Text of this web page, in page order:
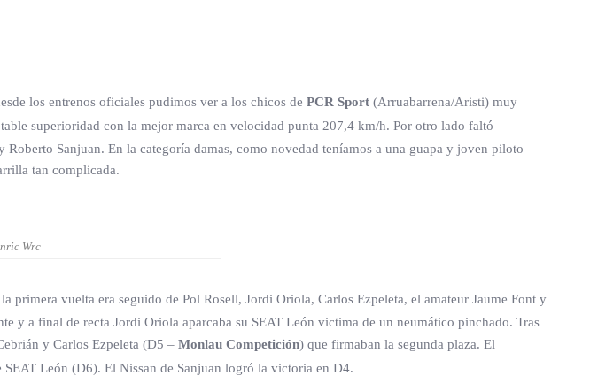
los entrenos oficiales pudimos ver a los chicos de PCR Sport (Arruabarrena/Aristi) muy
superioridad con la mejor marca en velocidad punta 207,4 km/h. Por otro lado faltó
Sanjuan. En la categoría damas, como novedad teníamos a una guapa y joven piloto
tan complicada.
Wrc
vuelta era seguido de Pol Rosell, Jordi Oriola, Carlos Ezpeleta, el amateur Jaume Font y
y a final de recta Jordi Oriola aparcaba su SEAT León victima de un neumático pinchado. Tras
y Carlos Ezpeleta (D5 – Monlau Competición) que firmaban la segunda plaza. El
León (D6). El Nissan de Sanjuan logró la victoria en D4.